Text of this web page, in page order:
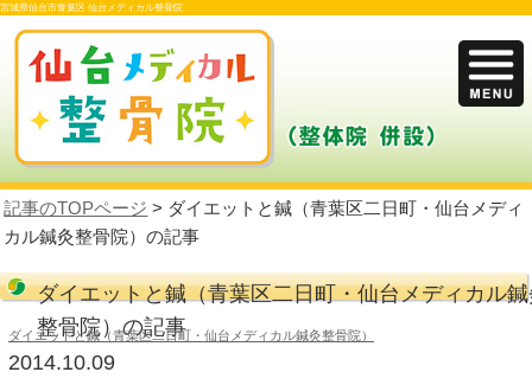
宮城県仙台市青葉区 仙台メディカル整骨院
記事のTOPページ> ダイエットと鍼（青葉
カル鍼灸整骨院）の記事